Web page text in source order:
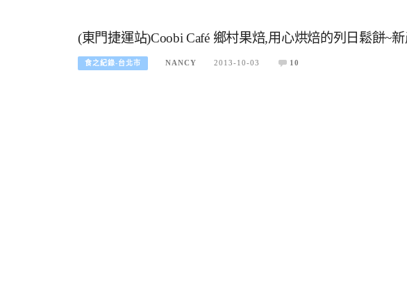
(東門捷運站)Coobi Café 鄉村果焙,用心烘焙的列日鬆餅~
食之紀錄-台北市 NANCY 2013-10-03 10